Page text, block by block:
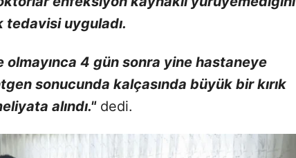
uyguladı.
4 gün sonra yine hastaneye
sonucunda kalçasında büyük bir kırık
alındı."dedi.